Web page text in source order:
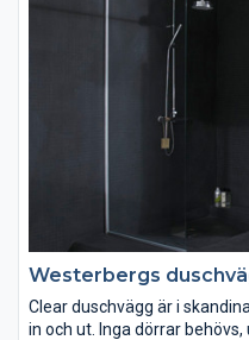
Westerbergs
Clear duschvägg är i
in och ut. Inga dörrar